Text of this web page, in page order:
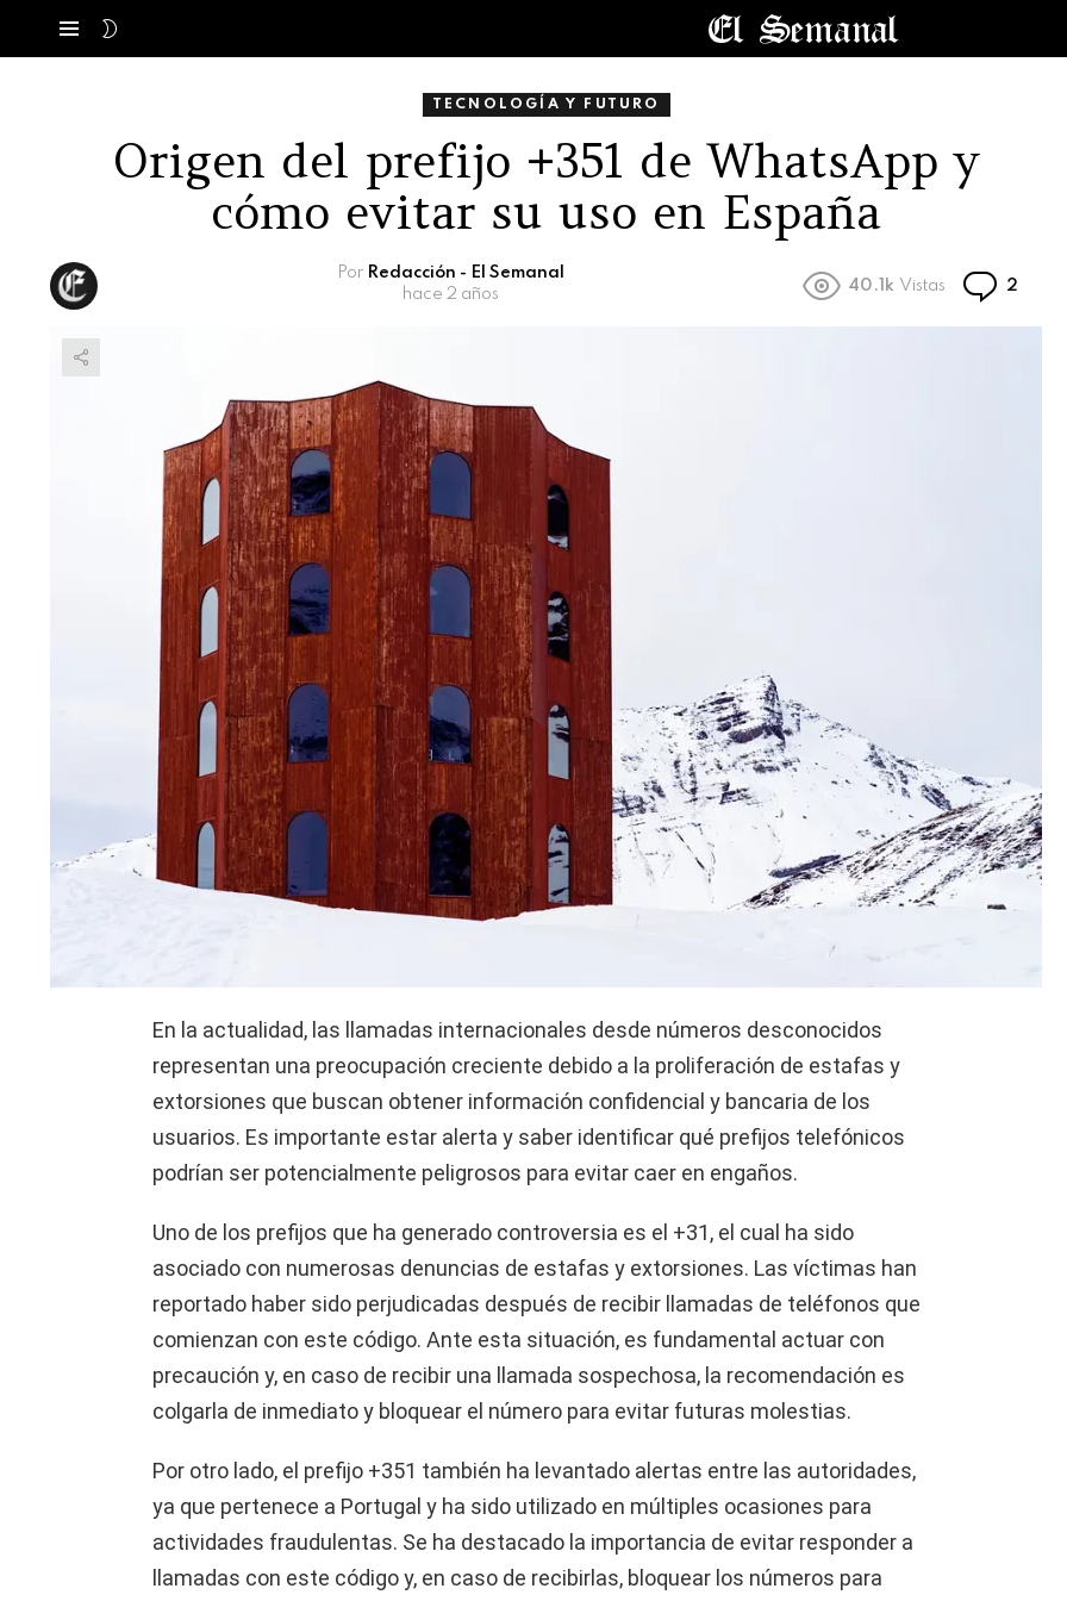
TECNOLOGÍA Y FUTURO
Origen del prefijo +351 de WhatsApp y
cómo evitar su uso en España
Por Redacción - El Semanal
hace 2 años
40.1k Vistas 2
En la actualidad, las llamadas internacionales desde números desconocidos
representan una preocupación creciente debido a la proliferación de estafas y
extorsiones que buscan obtener información confidencial y bancaria de los
usuarios. Es importante estar alerta y saber identificar qué prefijos telefónicos
podrían ser potencialmente peligrosos para evitar caer en engaños.
Uno de los prefijos que ha generado controversia es el +31, el cual ha sido
asociado con numerosas denuncias de estafas y extorsiones. Las víctimas han
reportado haber sido perjudicadas después de recibir llamadas de teléfonos que
comienzan con este código. Ante esta situación, es fundamental actuar con
precaución y, en caso de recibir una llamada sospechosa, la recomendación es
colgarla de inmediato y bloquear el número para evitar futuras molestias.
Por otro lado, el prefijo +351 también ha levantado alertas entre las autoridades,
ya que pertenece a Portugal y ha sido utilizado en múltiples ocasiones para
actividades fraudulentas. Se ha destacado la importancia de evitar responder a
llamadas con este código y, en caso de recibirlas, bloquear los números para